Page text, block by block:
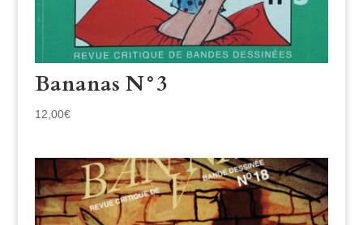
Bananas N°3
12,00€